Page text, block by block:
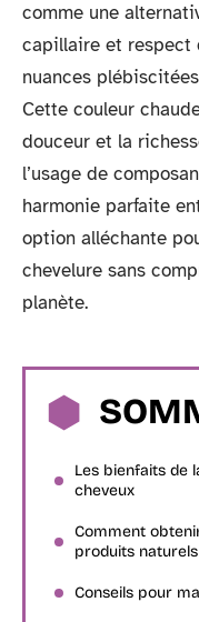
comme une
capillaire et respect
nuances
Cette couleur
douceur et la
l’usage de
harmonie parfaite
option alléchante
chevelure sans
planète.
Les bienfaits de
cheveux
Comment
produits naturels
Conseils pour